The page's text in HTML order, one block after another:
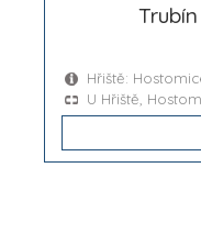
Hřiště:
U Hřiště,